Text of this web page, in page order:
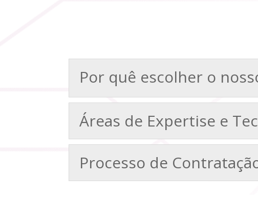
Por quê escolher o
Áreas de Expertise e
Processo de